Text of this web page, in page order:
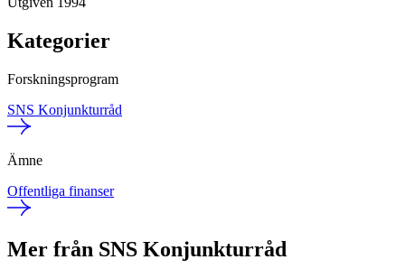
Kategorier
Forskningsprogram
SNS Konjunkturråd
Ämne
Offentliga finanser
Mer från SNS Konjunkturråd